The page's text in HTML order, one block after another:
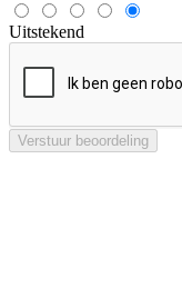
Uitstekend
Verstuur beoordeling